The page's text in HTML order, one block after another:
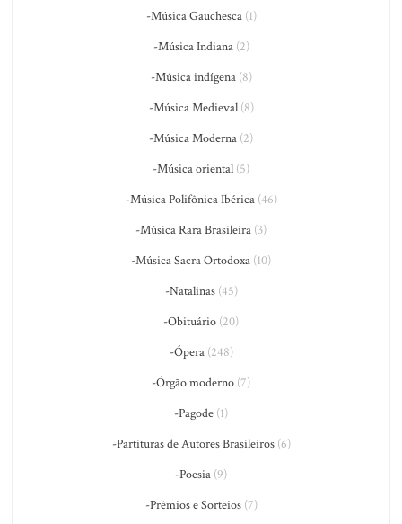
-Música Gauchesca(1)
-Música Indiana(2)
-Música indígena(8)
-Música Medieval(8)
-Música Moderna (2)
-Música oriental (5)
-Música Polifônica Ibérica(46)
-Música Rara Brasileira (3)
-Música Sacra Ortodoxa (10)
-Natalinas(45)
-Obituário (20)
-Ópera(248)
-Órgão moderno (7)
-Pagode (1)
-Partituras de Autores Brasileiros(6)
-Poesia (9)
-Prêmios e Sorteios(7)